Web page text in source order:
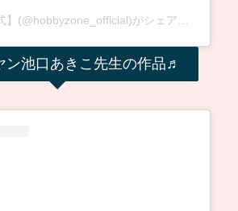
ホビーゾーン【公式】(@hobbyzone_official)がシェアした投稿
ン池口あきこ先生の作品♬